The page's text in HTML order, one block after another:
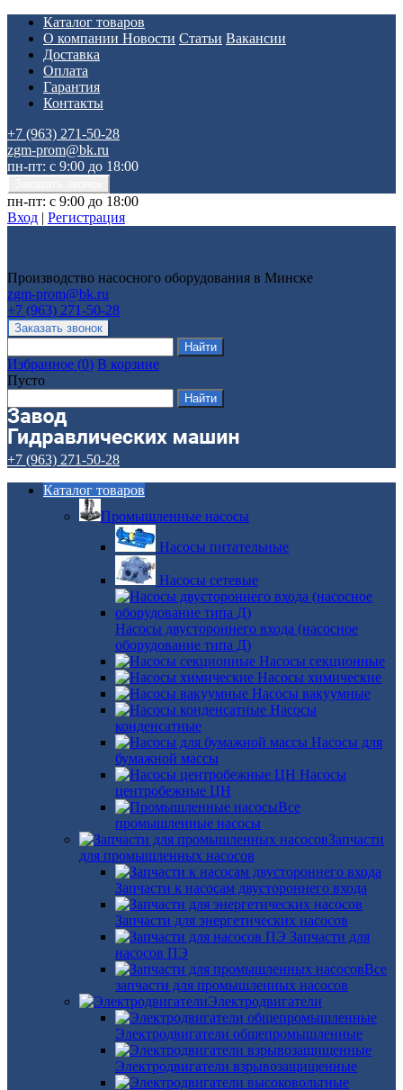
Каталог товаров
О компании Новости Статьи Вакансии
Доставка
Оплата
Гарантия
Контакты
+7 (963) 271-50-28
zgm-prom@bk.ru
пн-пт: с 9:00 до 18:00
пн-пт: с 9:00 до 18:00
Вход | Регистрация
Производство насосного оборудования в Минске
zgm-prom@bk.ru
+7 (963) 271-50-28
Избранное (0) В корзине
Пусто
+7 (963) 271-50-28
Каталог товаров
Промышленные насосы
Насосы питательные
Насосы сетевые
Насосы двустороннего входа (насосное
оборудование типа Д)
Насосы секционные
Насосы химические
Насосы вакуумные
Насосы
конденсатные
Насосы для
бумажной массы
Насосы
центробежные ЦН
Все
промышленные насосы
Запчасти
для промышленных насосов
Запчасти к насосам двустороннего входа
Запчасти для энергетических насосов
Запчасти для
насосов ПЭ
Все
запчасти для промышленных насосов
Электродвигатели
Электродвигатели общепромышленные
Электродвигатели взрывозащищенные